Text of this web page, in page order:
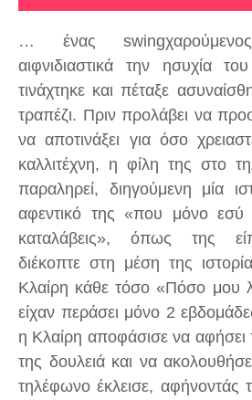
… ένας
αιφνιδιαστικά την ησυχία
τινάχτηκε και πέταξε
τραπέζι. Πριν προλάβει να
να αποτινάξει για όσο
καλλιτέχνη, η φίλη της στο
παραληρεί, διηγούμενη μία
αφεντικό της «που μόνο
καταλάβεις», όπως της
διέκοπτε στη μέση της
Κλαίρη κάθε τόσο «Πόσο μου
είχαν περάσει μόνο 2
η Κλαίρη αποφάσισε να αφήσει
της δουλειά και να
τηλέφωνο έκλεισε, αφήνοντάς